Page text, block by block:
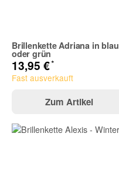
Brillenkette Adriana in blau
oder grün
13,95 €*
Fast ausverkauft
Zum Artikel